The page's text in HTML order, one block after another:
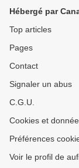
Hébergé par
Top articles
Pages
Contact
Signaler un abus
C.G.U.
Cookies et
Préférences
Voir le profil de